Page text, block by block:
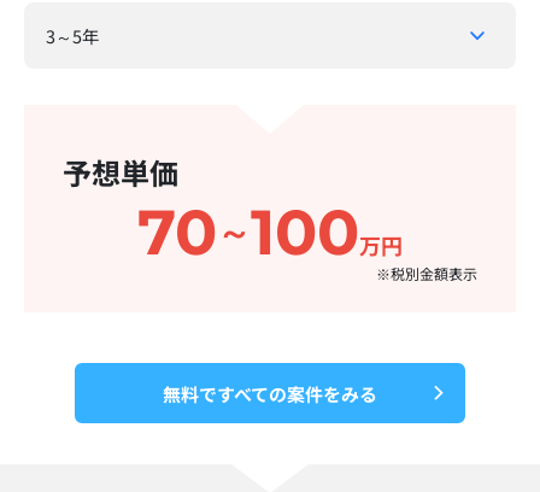
予想単価
70～100万円
※税別金額表示​
無料ですべての案件をみる